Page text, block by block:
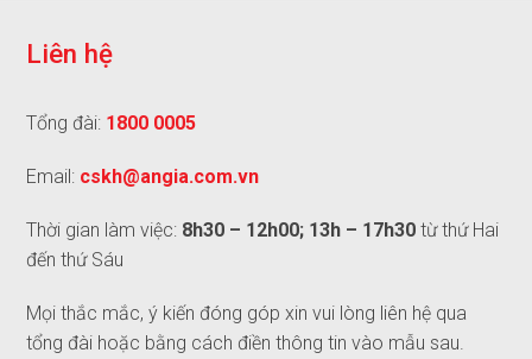
Liên hệ
Tổng đài: 1800 0005
Email: cskh@angia.com.vn
Thời gian làm việc: 8h30 – 12h00; 13h – 17h30 từ thứ Hai
đến thứ Sáu
Mọi thắc mắc, ý kiến đóng góp xin vui lòng liên hệ qua
tổng đài hoặc bằng cách điền thông tin vào mẫu sau.